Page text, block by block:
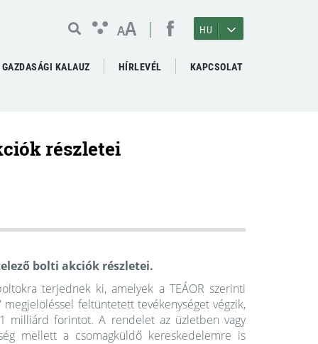
AA HU
GAZDASÁGI KALAUZ HÍRLEVÉL KAPCSOLAT
részletei
bolti akciók részletei.
terjednek ki, amelyek a TEÁOR szerinti
feltüntetett tevékenységet végzik,
milliárd forintot. A rendelet az üzletben vagy
mellett a csomagküldő kereskedelemre is